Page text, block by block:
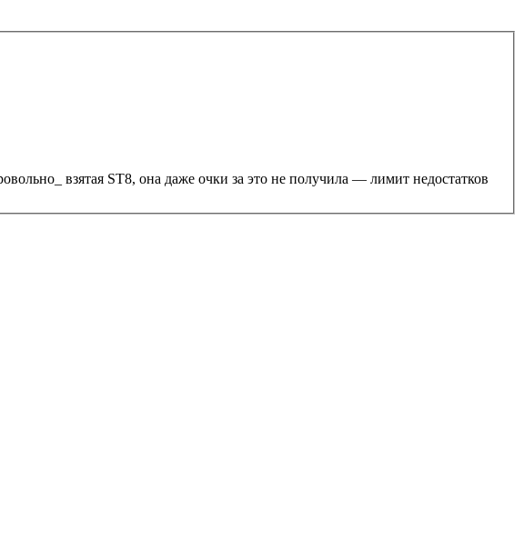
взятая ST8, она даже очки за это не получила — лимит недостатков